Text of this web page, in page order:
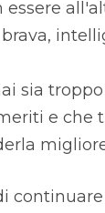
essere
sia
e che